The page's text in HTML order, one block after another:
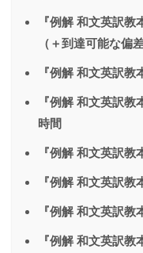
『例解 和文英訳
（＋到達可能な偏差
『例解 和文英訳
『例解 和文英訳
時間
『例解 和文英訳
『例解 和文英訳
『例解 和文英訳
『例解 和文英訳